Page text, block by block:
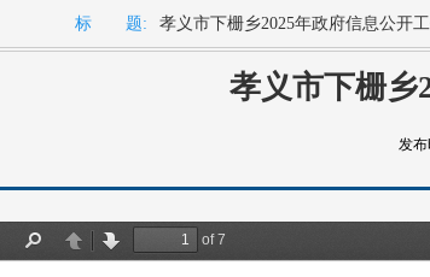
标 题:
孝义市下栅乡2025年政府信息公开
孝义市下栅乡
发布